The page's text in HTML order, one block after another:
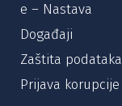
e – Nastava
Događaji
Zaštita podataka
Prijava korupcije